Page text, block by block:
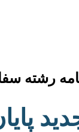
سفال و